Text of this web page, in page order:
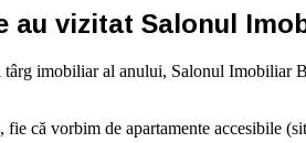
au vizitat Salonul
imobiliar al anului, Salonul Imobiliar
că vorbim de apartamente accesibile